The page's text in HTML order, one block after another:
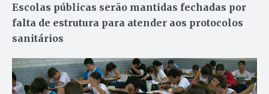
Escolas públicas serão mantidas fechadas por
falta de estrutura para atender aos protocolos
sanitários